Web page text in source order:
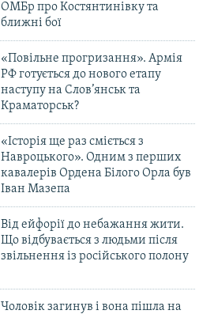
ОМБр про Костянтинівку та
ближні бої
«Повільне прогризання». Армія
РФ готується до нового етапу
наступу на Слов’янськ та
Краматорськ?
«Історія ще раз сміється з
Навроцького». Одним з перших
кавалерів Ордена Білого Орла був
Іван Мазепа
Від ейфорії до небажання жити.
Що відбувається з людьми після
звільнення із російського полону
Чоловік загинув і вона пішла на